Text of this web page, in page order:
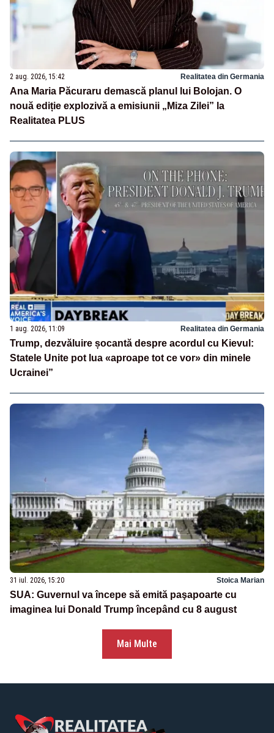
2 aug. 2026, 15:42 Realitatea din Germania
Ana Maria Păcuraru demască planul lui Bolojan. O
nouă ediție explozivă a emisiunii „Miza Zilei” la
Realitatea PLUS
1 aug. 2026, 11:09 Realitatea din Germania
Trump, dezvăluire șocantă despre acordul cu Kievul:
Statele Unite pot lua «aproape tot ce vor» din minele
Ucrainei”
31 iul. 2026, 15:20 Stoica Marian
SUA: Guvernul va începe să emită paşapoarte cu
imaginea lui Donald Trump începând cu 8 august
Mai Multe